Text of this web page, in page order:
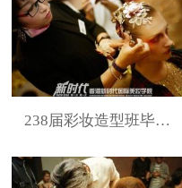
238届彩妆造型班毕业展